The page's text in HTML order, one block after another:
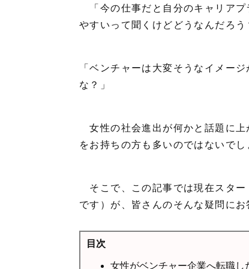
「今の仕事だと自分のキャリア
やすいって聞くけどどうなんだろう
「ベンチャーは大変そうなイメー
な？」
女性の社会進出が何かと話題に
をお持ちの方も多いのではないでし
そこで、この記事では現在スタ
です）が、皆さんのそんな疑問にお